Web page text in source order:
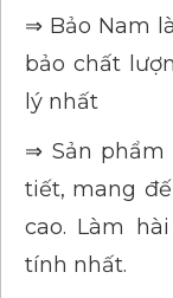
⇒ Bảo Nam
bảo chất
lý nhất
⇒ Sản
tiết, mang
cao. Làm
tính nhất.